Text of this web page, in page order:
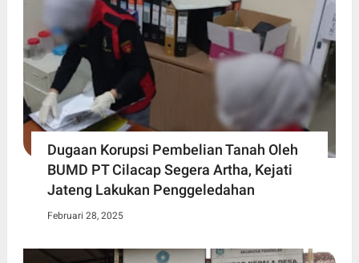
Dugaan Korupsi Pembelian Tanah Oleh
BUMD PT Cilacap Segera Artha, Kejati
Jateng Lakukan Penggeledahan
Februari 28, 2025